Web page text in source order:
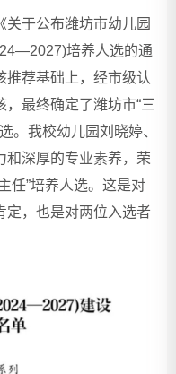
于公布潍坊市幼儿园
培养人选的通
推荐基础上，经市级认
最终确定了潍坊市“三
。我校幼儿园刘晓婷、
和深厚的专业素养，荣
任”培养人选。这是对
定，也是对两位入选者